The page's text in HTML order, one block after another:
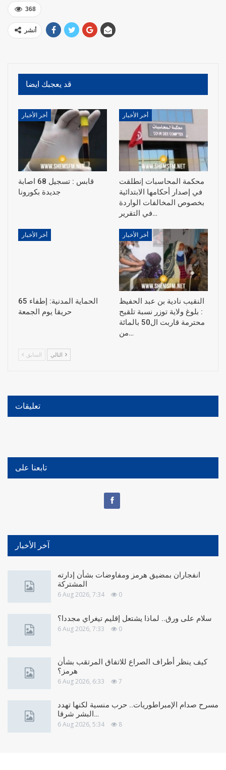
368
أنشر
قد يعجبك ايضا
أخر الأخبار
قابس : تسجيل 68 اصابة
جديدة بكورونا
أخر الأخبار
محكمة المحاسبات إنطلقت
في إصدار أحكامها الابتدائية
بخصوص المخالفات الواردة
في التقرير…
أخر الأخبار
الحماية المدنية: إطفاء 65
حريقا يوم الجمعة
أخر الأخبار
النقيب نادية بن عبد الحفيظ
: بلوغ ولاية توزر نسبة تلقيح
محترمة قاربت ال50 بالمائة
من…
السابق
تعليقات
تابعنا على
آخر الأخبار
انفجاران بمضيق هرمز ومفاوضات بشأن إدارته
المشتركة
6 Aug 2026, 7:34 0
سلام على ورق.. لماذا يشتعل إقليم تيغراي مجددا؟
6 Aug 2026, 7:33 0
كيف ينظر أطراف الصراع للاتفاق المرتقب بشأن
هرمز؟
6 Aug 2026, 6:33 7
مسرح صدام الإمبراطوريات.. حرب منسية لكنها تهدد
البشر شرقا…
6 Aug 2026, 5:34 8